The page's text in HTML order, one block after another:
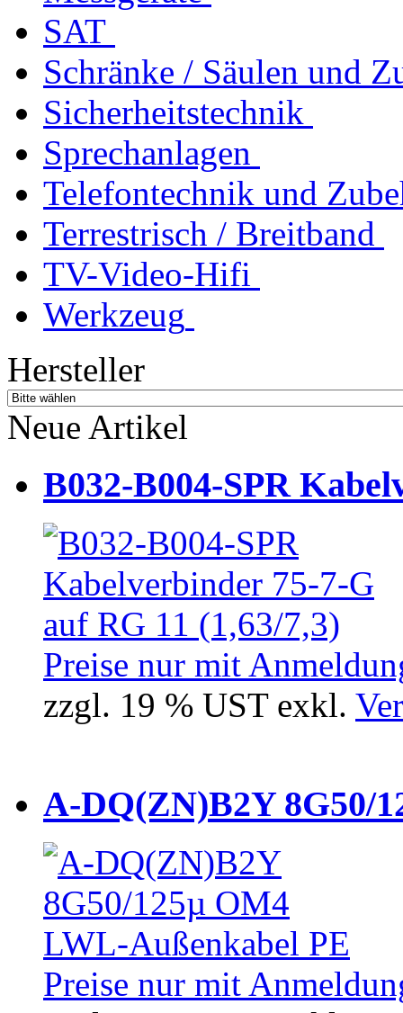
SAT
Schränke / Säulen und
Sicherheitstechnik
Sprechanlagen
Telefontechnik und
Terrestrisch / Breitband
TV-Video-Hifi
Werkzeug
Hersteller
Neue Artikel
B032-B004-SPR
Preise nur mit
zzgl. 19 % UST exkl.
A-DQ(ZN)B2Y 8G50/
Preise nur mit